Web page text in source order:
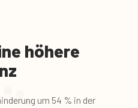
höhere
um 54 % in der